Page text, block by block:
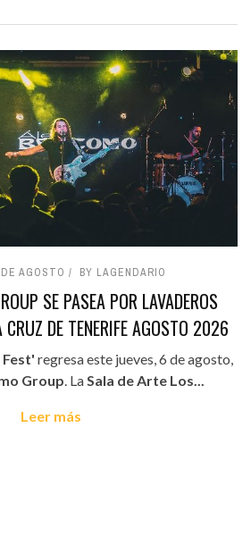
AGOSTO BY LAGENDARIO
SE PASEA POR LAVADEROS
DE TENERIFE AGOSTO 2026
regresa este jueves, 6 de agosto,
Group . La Sala de Arte Los...
Leer más